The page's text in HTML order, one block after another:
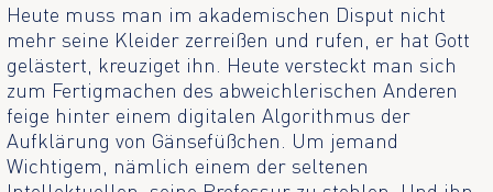
Heute muss man im akademischen Disput nicht
mehr seine Kleider zerreißen und rufen, er hat Gott
gelästert, kreuziget ihn. Heute versteckt man sich
zum Fertigmachen des abweichlerischen Anderen
feige hinter einem digitalen Algorithmus der
Aufklärung von Gänsefüßchen. Um jemand
Wichtigem, nämlich einem der seltenen